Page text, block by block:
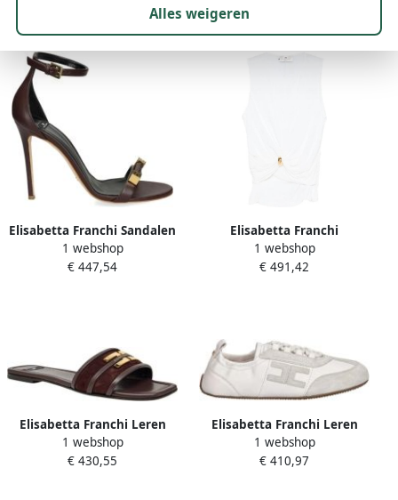
222 resultaten:
Elisabetta Franchi Sandalen
met hoge hak
1 webshop
€ 447,54
Elisabetta Franchi
Mouwtjesloze Top met
Gedrapeerd Detail
1 webshop
€ 491,42
Elisabetta Franchi Leren
Platte Sandaal met Logo
Detail
1 webshop
€ 430,55
Elisabetta Franchi Leren
Sneakers
1 webshop
€ 410,97
Alles weigeren